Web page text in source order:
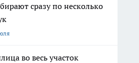
сразу по несколько
во весь участок